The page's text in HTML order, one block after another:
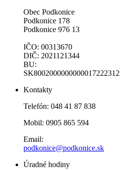
Obec Podkonice
Podkonice 178
Podkonice 976 13
IČO: 00313670
DIČ: 2021121344
BU:
SK8002000000000017222312
Kontakty
Telefón: 048 41 87 838
Mobil: 0905 865 594
Email:
podkonice@podkonice.sk
Úradné hodiny